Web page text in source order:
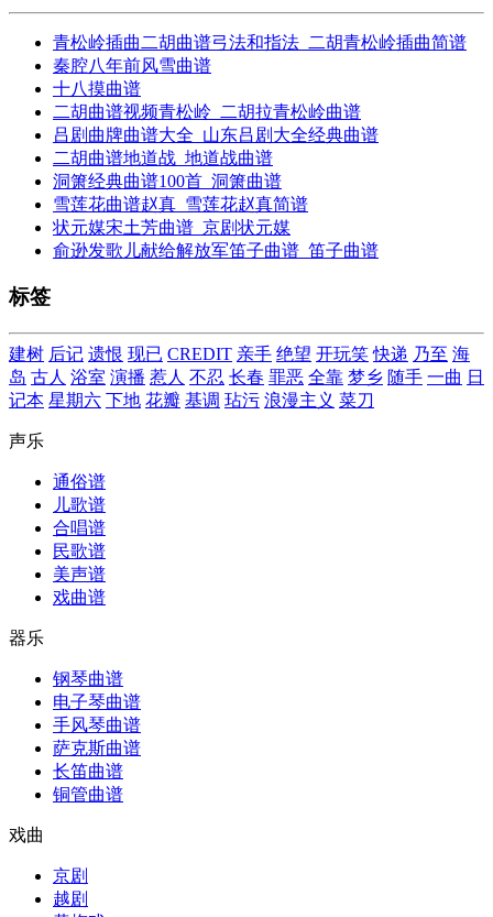
青松岭插曲二胡曲谱弓法和指法_二胡青松岭插曲简谱
秦腔八年前风雪曲谱
十八摸曲谱
二胡曲谱视频青松岭_二胡拉青松岭曲谱
吕剧曲牌曲谱大全_山东吕剧大全经典曲谱
二胡曲谱地道战_地道战曲谱
洞箫经典曲谱100首_洞箫曲谱
雪莲花曲谱赵真_雪莲花赵真简谱
状元媒宋土芳曲谱_京剧状元媒
俞逊发歌儿献给解放军笛子曲谱_笛子曲谱
标签
建树 后记 遗恨 现已 CREDIT 亲手 绝望 开玩笑 快递 乃至 海
岛 古人 浴室 演播 惹人 不忍 长春 罪恶 全靠 梦乡 随手 一曲 日
记本 星期六 下地 花瓣 基调 玷污 浪漫主义 菜刀
声乐
通俗谱
儿歌谱
合唱谱
民歌谱
美声谱
戏曲谱
器乐
钢琴曲谱
电子琴曲谱
手风琴曲谱
萨克斯曲谱
长笛曲谱
铜管曲谱
戏曲
京剧
越剧